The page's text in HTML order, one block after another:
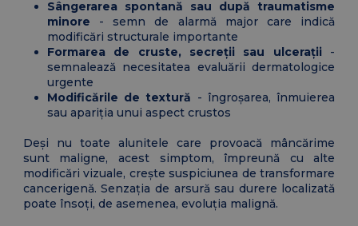
Sângerarea spontană sau după traumatisme
minore - semn de alarmă major care indică
modificări structurale importante
Formarea de cruste, secreții sau ulcerații-
semnalează necesitatea evaluării dermatologice
urgente
Modificările de textură - îngroșarea, înmuierea
sau apariția unui aspect crustos
Deși nu toate alunitele care provoacă mâncărime
sunt maligne, acest simptom, împreună cu alte
modificări vizuale, crește suspiciunea de transformare
cancerigenă. Senzația de arsură sau durere localizată
poate însoți, de asemenea, evoluția malignă.